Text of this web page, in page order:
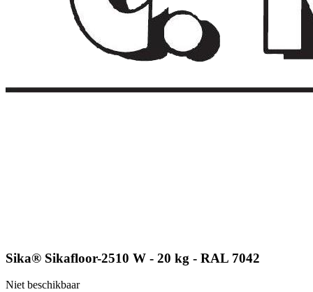
Sika® Sikafloor-2510 W - 20 kg - RAL 7042
Niet beschikbaar